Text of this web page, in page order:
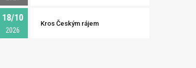
18/10
2026
Kros Českým rájem